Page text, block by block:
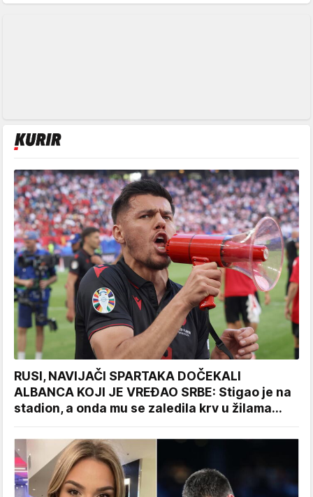
RUSI, NAVIJAČI SPARTAKA DOČEKALI
ALBANCA KOJI JE VREĐAO SRBE: Stigao je na
stadion, a onda mu se zaledila krv u žilama...